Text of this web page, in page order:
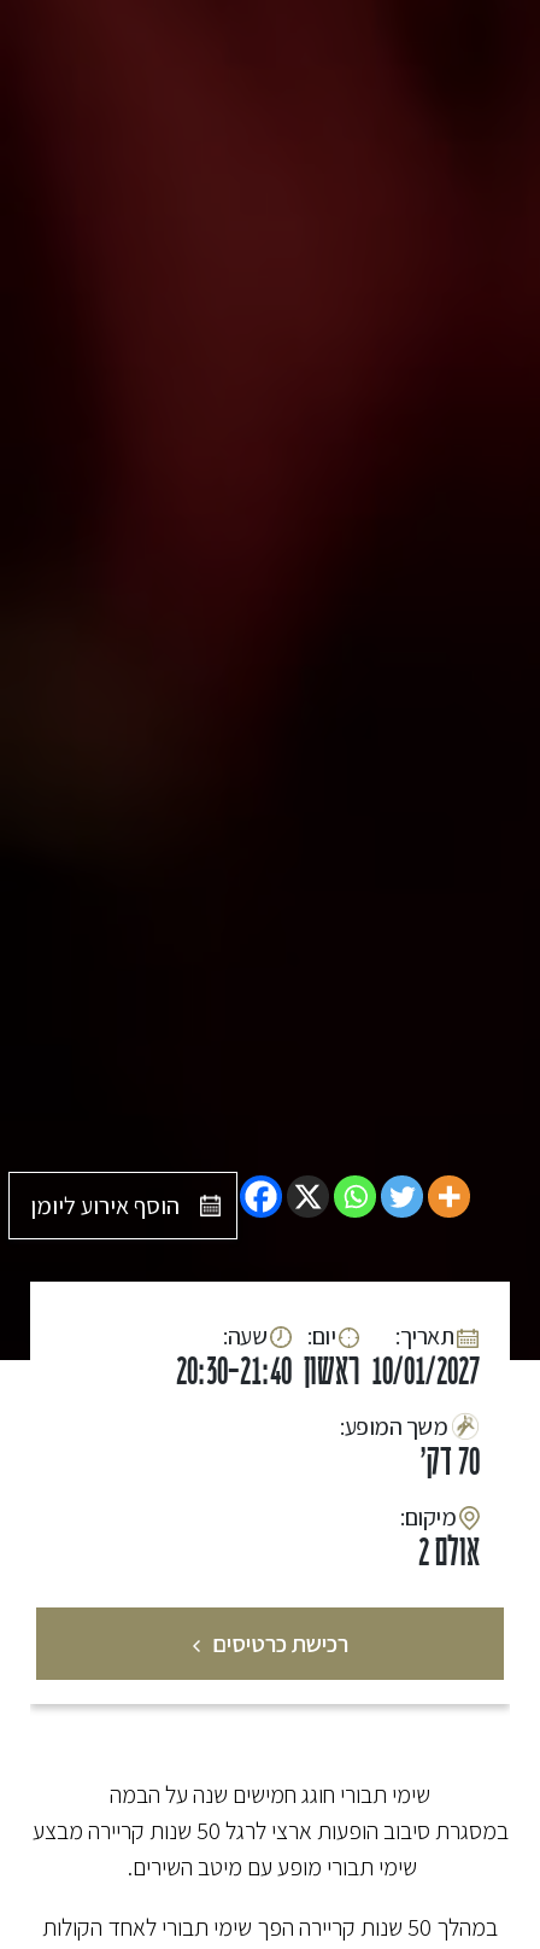
הוסף אירוע ליומן
:תאריך
10/01/2027
:יום
ראשון
:שעה
20:30-21:40
:משך המופע
70 דק'
:מיקום
אולם 2
רכישת כרטיסים
שימי תבורי חוגג חמישים שנה על הבמה
במסגרת סיבוב הופעות ארצי לרגל 50 שנות קריירה מבצע
שימי תבורי מופע עם מיטב השירים.
במהלך 50 שנות קריירה הפך שימי תבורי לאחד הקולות